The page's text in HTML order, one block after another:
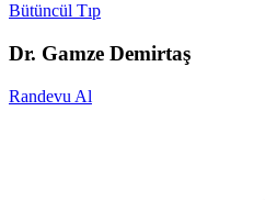
Bütüncül Tıp
Dr. Gamze Demirtaş
Randevu Al